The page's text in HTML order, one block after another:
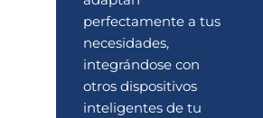
perfectamente a tus
necesidades,
integrándose con
otros dispositivos
inteligentes de tu